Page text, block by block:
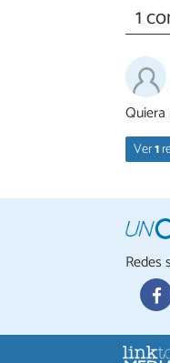
1
Ver1
si
Redes